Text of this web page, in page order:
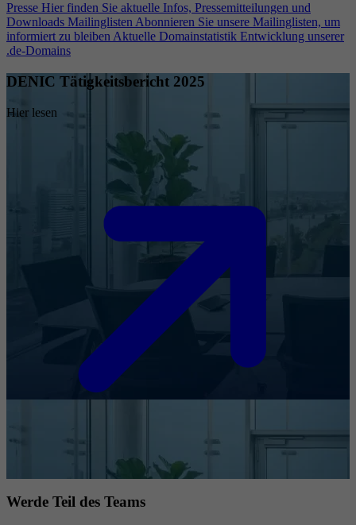
Presse Hier finden Sie aktuelle Infos, Pressemitteilungen und
Downloads Mailinglisten Abonnieren Sie unsere Mailinglisten, um
informiert zu bleiben Aktuelle Domainstatistik Entwicklung unserer
.de-Domains
DENIC Tätigkeitsbericht 2025
Hier lesen
Werde Teil des Teams